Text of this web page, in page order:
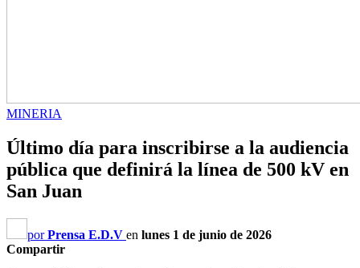
MINERIA
Último día para inscribirse a la audiencia
pública que definirá la línea de 500 kV en
San Juan
porPrensa E.D.V en lunes 1 de junio de 2026
Compartir